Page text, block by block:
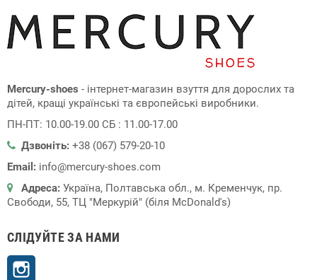
Mercury-shoes - інтернет-магазин взуття для дорослих та
дітей, кращі українські та європейські виробники.
ПН-ПТ: 10.00-19.00 СБ : 11.00-17.00
Дзвоніть: +38 (067) 579-20-10
Email: info@mercury-shoes.com
Адреса: Україна, Полтавська обл., м. Кременчук, пр.
Свободи, 55, ТЦ "Меркурій" (біля McDonald's)
СЛІДУЙТЕ ЗА НАМИ